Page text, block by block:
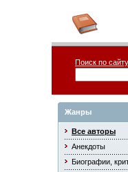
Поиск по
Жанры
Все авторы
Анекдоты
Биографии,